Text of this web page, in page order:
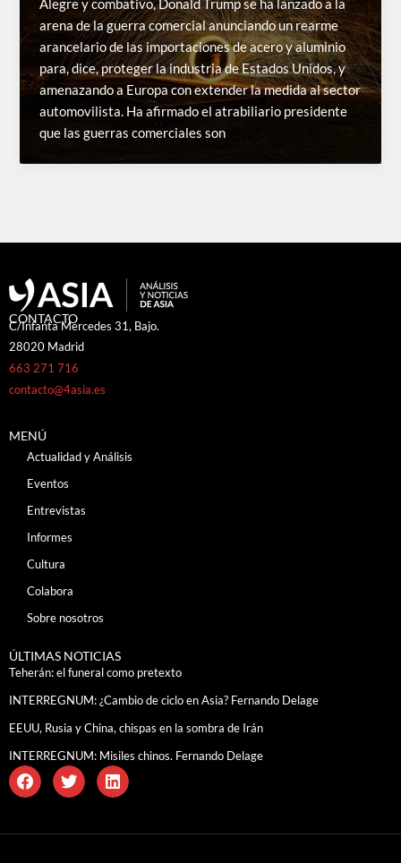
Alegre y combativo, Donald Trump se ha lanzado a la
arena de la guerra comercial anunciando un rearme
arancelario de las importaciones de acero y aluminio
para, dice, proteger la industria de Estados Unidos, y
amenazando a Europa con extender la medida al sector
automovilista. Ha afirmado el atrabiliario presidente
que las guerras comerciales son
CONTACTO
C/Infanta Mercedes 31, Bajo.
28020 Madrid
663 271 716
contacto@4asia.es
MENÚ
Actualidad y Análisis
Eventos
Entrevistas
Informes
Cultura
Colabora
Sobre nosotros
ÚLTIMAS NOTICIAS
Teherán: el funeral como pretexto
INTERREGNUM: ¿Cambio de ciclo en Asia? Fernando Delage
EEUU, Rusia y China, chispas en la sombra de Irán
INTERREGNUM: Misiles chinos. Fernando Delage